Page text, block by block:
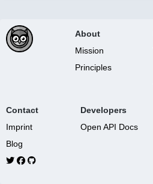
About
Mission
Principles
Contact
Imprint
Blog
Developers
Open API Docs